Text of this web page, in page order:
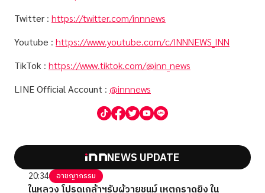
Twitter : https://twitter.com/innnews
Youtube : https://www.youtube.com/c/INNNEWS_INN
TikTok : https://www.tiktok.com/@inn_news
LINE Official Account : @innnews
NEWS UPDATE
20:34 อาชญากรรม